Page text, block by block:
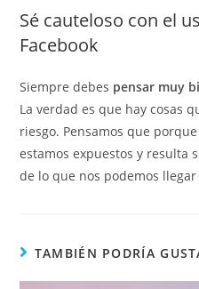
Sé cauteloso con el
Facebook
Siempre debes pensar muy
La verdad es que hay cosas
riesgo. Pensamos que
estamos expuestos y resulta
de lo que nos podemos
TAMBIÉN PODRÍA